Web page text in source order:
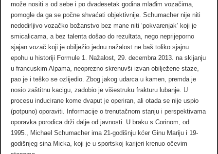
može nositi s od sebe i po dvadesetak godina mlađim vozačima,
pomogle da ga se počne shvaćati objektivnije. Schumacher nije niti
nedodirljivo vozačko božanstvo bez mane niti ‘pokvarenjak’ koji je
smicalicama, a bez talenta došao do rezultata, nego neprijeporno
sjajan vozač koji je obilježio jednu nažalost ne baš toliko sjajnu
epohu u historiji Formule 1. Nažalost, 29. decembra 2013. na skijanju
u francuskim Alpama, neoprezno skrenuvši izvan obilježene staze,
pao je i teško se ozlijedio. Zbog jakog udarca u kamen, premda je
nosio zaštitnu kacigu, zadobio je višestruku frakturu lubanje. U
procesu inducirane kome dvaput je operiran, ali otada se nije uspio
(potpuno) oporaviti. Informacije o trenutačnom stanju i perspektivama
oporavka porodica drži dalje od javnosti. U braku s Corinom, od
1995., Michael Schumacher ima 21-godišnju kćer Ginu Mariju i 19-
godišnjeg sina Micka, koji je u sportskoj karijeri krenuo očevim